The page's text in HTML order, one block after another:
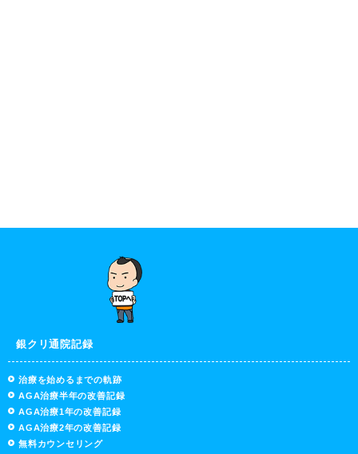
銀クリ通院記録
治療を始めるまでの軌跡
AGA治療半年の改善記録
AGA治療1年の改善記録
AGA治療2年の改善記録
無料カウンセリング